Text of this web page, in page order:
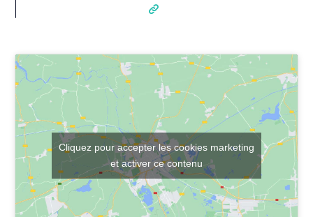
Cliquez pour accepter les cookies marketing
et activer ce contenu